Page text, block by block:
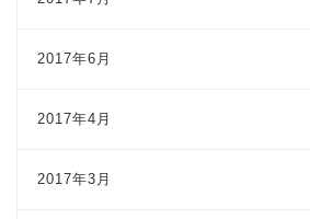
2017年6月
2017年4月
2017年3月